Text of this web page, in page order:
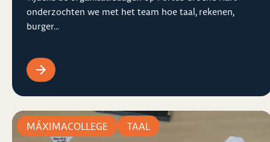
onderzochten we met het team hoe taal, rekenen,
burger...
MÁXIMACOLLEGE TAAL